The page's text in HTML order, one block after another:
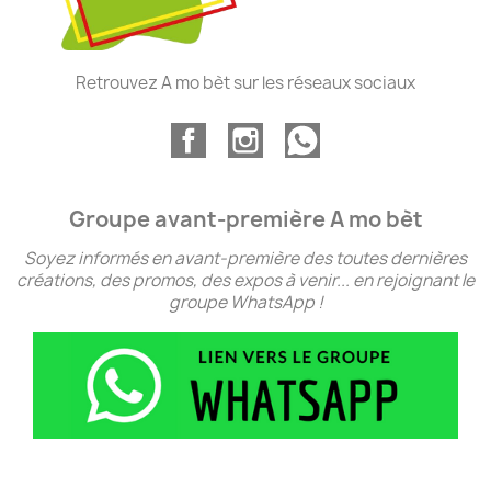
Retrouvez A mo bèt sur les réseaux sociaux
Groupe avant-première A mo bèt
Soyez informés en avant-première des toutes dernières
créations, des promos, des expos à venir... en rejoignant le
groupe WhatsApp !